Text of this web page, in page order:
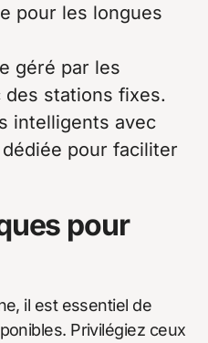
pour les longues
géré par les
des stations fixes.
intelligents avec
pour faciliter
pour
il est essentiel de
Privilégiez ceux